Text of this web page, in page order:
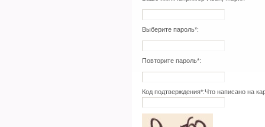
Выберите пароль*:
Повторите пароль*:
Код подтверждения*:Что написано на